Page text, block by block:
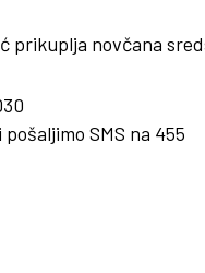
prikuplja novčana
SMS na 455